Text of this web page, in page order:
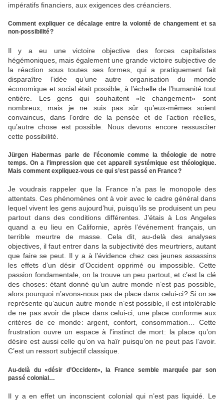
impératifs financiers, aux exigences des créanciers.
Comment expliquer ce décalage entre la volonté de changement et sa
non-possibilité ?
Il y a eu une victoire objective des forces capitalistes
hégémoniques, mais également une grande victoire subjective de
la réaction sous toutes ses formes, qui a pratiquement fait
disparaître l’idée qu’une autre organisation du monde
économique et social était possible, à l’échelle de l’humanité tout
entière. Les gens qui souhaitent «le changement» sont
nombreux, mais je ne suis pas sûr qu’eux-mêmes soient
convaincus, dans l’ordre de la pensée et de l’action réelles,
qu’autre chose est possible. Nous devons encore ressusciter
cette possibilité.
Jürgen Habermas parle de l’économie comme la théologie de ­notre
temps. On a l’impression que cet appareil systémique est théologique.
Mais comment expliquez-vous ce qui s’est passé en France ?
Je voudrais rappeler que la France n’a pas le monopole des
attentats. Ces phénomènes ont à voir avec le cadre général dans
lequel vivent les gens aujourd’hui, puisqu’ils se produisent un peu
partout dans des conditions différentes. J’étais à Los Angeles
quand a eu lieu en Californie, après l’événement français, un
terrible meurtre de masse. Cela dit, au-delà des analyses
objectives, il faut entrer dans la subjectivité des meurtriers, autant
que faire se peut. Il y a à l’évidence chez ces jeunes assassins
les effets d’un désir d’Occident opprimé ou impossible. Cette
passion fondamentale, on la trouve un peu partout, et c’est la clé
des choses : étant donné qu’un autre monde n’est pas possible,
alors pourquoi n’avons-nous pas de place dans celui-ci ? Si on se
représente qu’aucun autre monde n’est possible, il est intolérable
de ne pas avoir de place dans celui-ci, une place conforme aux
critères de ce monde : argent, confort, consommation… Cette
frustration ouvre un espace à l’instinct de mort : la place qu’on
désire est aussi celle qu’on va haïr puisqu’on ne peut pas l’avoir.
C’est un ressort subjectif classique.
Au-delà du «désir d’Occident», la France semble marquée par son
passé ­colonial…
Il y a en effet un inconscient colonial qui n’est pas liquidé. Le